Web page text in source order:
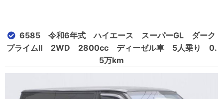
6585 令和6年式 ハイエース スーパーGL ダーク
プライムⅡ 2WD 2800cc ディーゼル車 5人乗り 0.
5万km